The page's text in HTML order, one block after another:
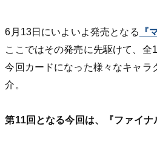
6月13日にいよいよ発売となる 『
ここではその発売に先駆けて、全
今回カードになった様々なキャラ
介。
第11回となる今回は、『ファイナ